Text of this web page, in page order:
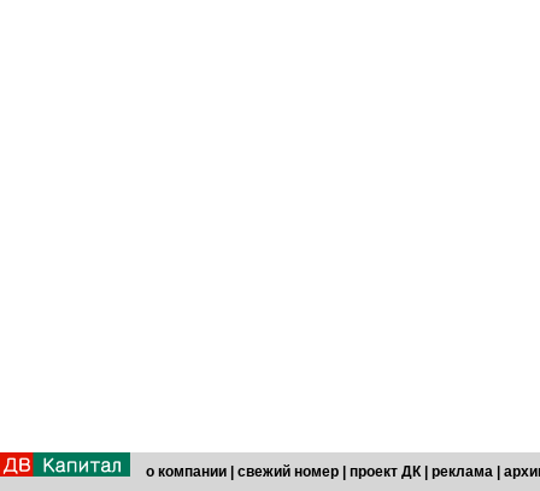
о компании свежий номер проект ДК реклама